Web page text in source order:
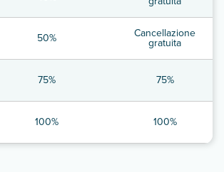
50% Cancellazione
gratuita
75% 75%
100% 100%